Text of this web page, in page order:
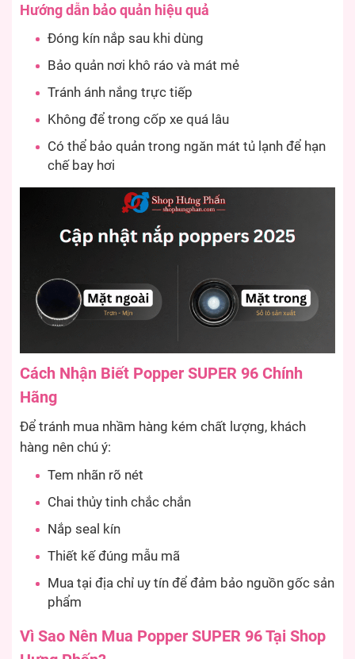
Hướng dẫn bảo quản hiệu quả
Đóng kín nắp sau khi dùng
Bảo quản nơi khô ráo và mát mẻ
Tránh ánh nắng trực tiếp
Không để trong cốp xe quá lâu
Có thể bảo quản trong ngăn mát tủ lạnh để hạn
chế bay hơi
Cách Nhận Biết Popper SUPER 96 Chính
Hãng
Để tránh mua nhầm hàng kém chất lượng, khách
hàng nên chú ý:
Tem nhãn rõ nét
Chai thủy tinh chắc chắn
Nắp seal kín
Thiết kế đúng mẫu mã
Mua tại địa chỉ uy tín để đảm bảo nguồn gốc sản
phẩm
Vì Sao Nên Mua Popper SUPER 96 Tại Shop